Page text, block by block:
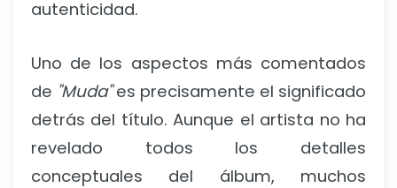
autenticidad.
Uno de los aspectos más comentados
de "Muda"es precisamente el significado
detrás del título. Aunque el artista no ha
revelado todos los detalles
conceptuales del álbum, muchos